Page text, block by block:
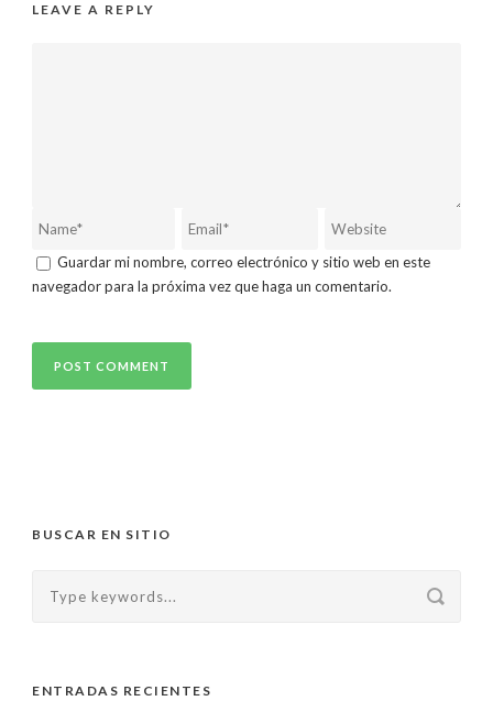
LEAVE A REPLY
Guardar mi nombre, correo electrónico y sitio web en este
navegador para la próxima vez que haga un comentario.
BUSCAR EN SITIO
ENTRADAS RECIENTES